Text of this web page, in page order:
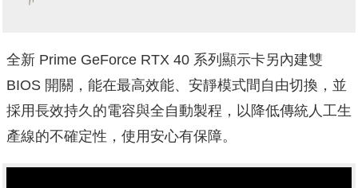
全新 Prime GeForce RTX 40 系列顯示卡另內建雙
BIOS 開關，能在最高效能、安靜模式間自由切換，並
採用長效持久的電容與全自動製程，以降低傳統人工生
產線的不確定性，使用安心有保障。